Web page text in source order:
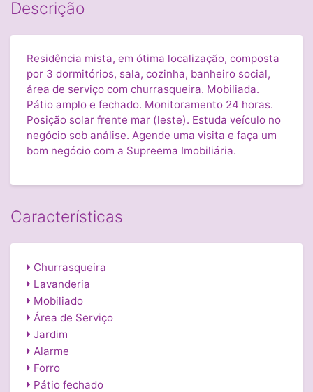
Descrição
Residência mista, em ótima localização, composta
por 3 dormitórios, sala, cozinha, banheiro social,
área de serviço com churrasqueira. Mobiliada.
Pátio amplo e fechado. Monitoramento 24 horas.
Posição solar frente mar (leste). Estuda veículo no
negócio sob análise. Agende uma visita e faça um
bom negócio com a Supreema Imobiliária.
Características
Churrasqueira
Lavanderia
Mobiliado
Área de Serviço
Jardim
Alarme
Forro
Pátio fechado